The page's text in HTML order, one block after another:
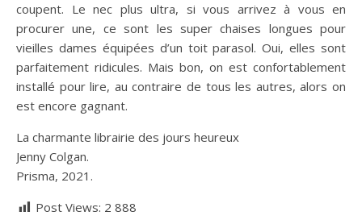
coupent. Le nec plus ultra, si vous arrivez à vous en
procurer une, ce sont les super chaises longues pour
vieilles dames équipées d’un toit parasol. Oui, elles sont
parfaitement ridicules. Mais bon, on est confortablement
installé pour lire, au contraire de tous les autres, alors on
est encore gagnant.
La charmante librairie des jours heureux
Jenny Colgan.
Prisma, 2021.
Post Views: 2 888